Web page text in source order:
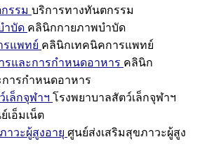
รรม บริการทางทันตกรรม
ำบัด คลินิกกายภาพบำบัด
รแพทย์ คลินิกเทคนิคการแพทย์
และการกำหนดอาหาร คลินิก
ารกำหนดอาหาร
เล็กจุฬาฯ โรงพยาบาลสัตว์เล็กจุฬาฯ
เอ็มเน็ต
าวะผู้สูงอายุ ศูนย์ส่งเสริมสุขภาวะผู้สูง